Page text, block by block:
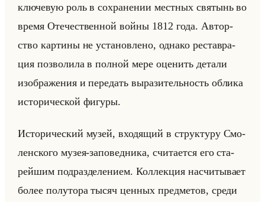
клю­че­вую роль в со­хра­не­нии мест­ных свя­тынь во
время Оте­че­ствен­ной войны 1812 года. Ав­тор­
ство кар­ти­ны не уста­нов­ле­но, од­на­ко ре­став­ра­
ция поз­во­ли­ла в пол­ной мере оце­нить де­та­ли
изоб­ра­же­ния и пе­ре­дать вы­ра­зи­тельность об­ли­ка
ис­то­ри­че­ской фи­гу­ры.
Ис­то­ри­че­ский музей, вхо­дя­щий в струк­ту­ру Смо­
лен­ско­го музея-за­по­вед­ни­ка, счи­та­ет­ся его ста­
рейшим под­раз­де­ле­ни­ем. Кол­лек­ция на­счи­ты­ва­ет
более по­лу­то­ра тысяч цен­ных пред­ме­тов, среди